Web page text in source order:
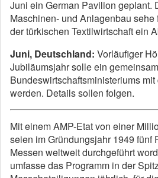
Juni ein German Pavilion geplant.
Maschinen- und Anlagenbau
der türkischen Textilwirtschaft ein
Juni, Deutschland: Vorläufiger
Jubiläumsjahr solle ein
Bundeswirtschaftsministeriums
werden. Details sollen folgen.
Mit einem AMP-Etat von einer
seien im Gründungsjahr 1949 fünf
Messen weltweit durchgeführt
umfasse das Programm in der